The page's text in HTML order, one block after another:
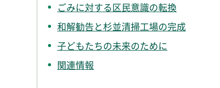
ごみに対する区民意識の転換
和解勧告と杉並清掃工場の完成
子どもたちの未来のために
関連情報